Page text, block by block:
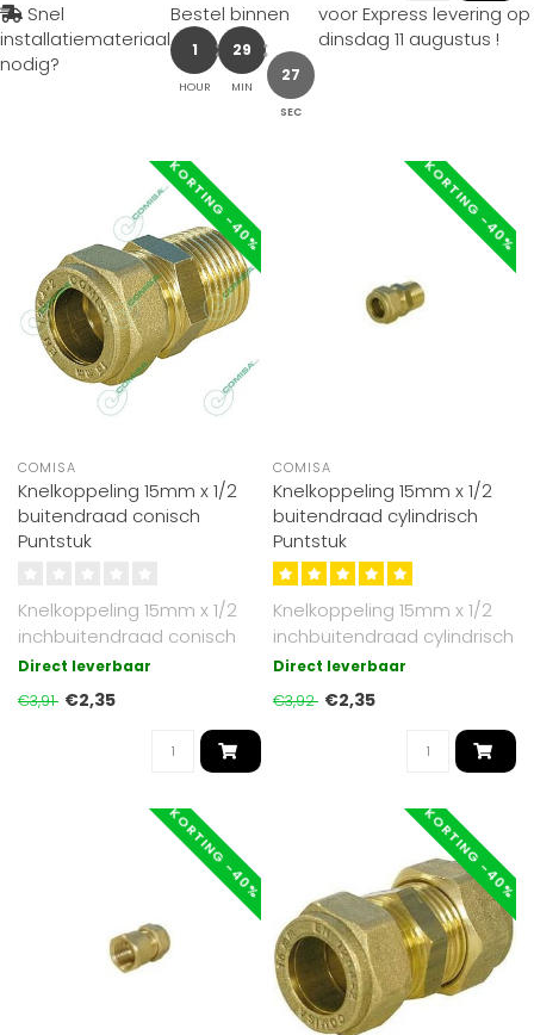
Snel
installatiemateriaal
nodig?
Bestel binnen
1
HOUR
29
MIN
26
SEC
voor Express levering op
dinsdag 11 augustus !
KORTING -40%
COMISA
Knelkoppeling 15mm x 1/2
buitendraad conisch
Puntstuk
Knelkoppeling 15mm x 1/2
inchbuitendraad conisch
Direct leverbaar
€3,91 €2,35
KORTING -40%
COMISA
Knelkoppeling 15mm x 1/2
buitendraad cylindrisch
Puntstuk
Knelkoppeling 15mm x 1/2
inchbuitendraad cylindrisch
Direct leverbaar
€3,92 €2,35
KORTING -40% KORTING -40%